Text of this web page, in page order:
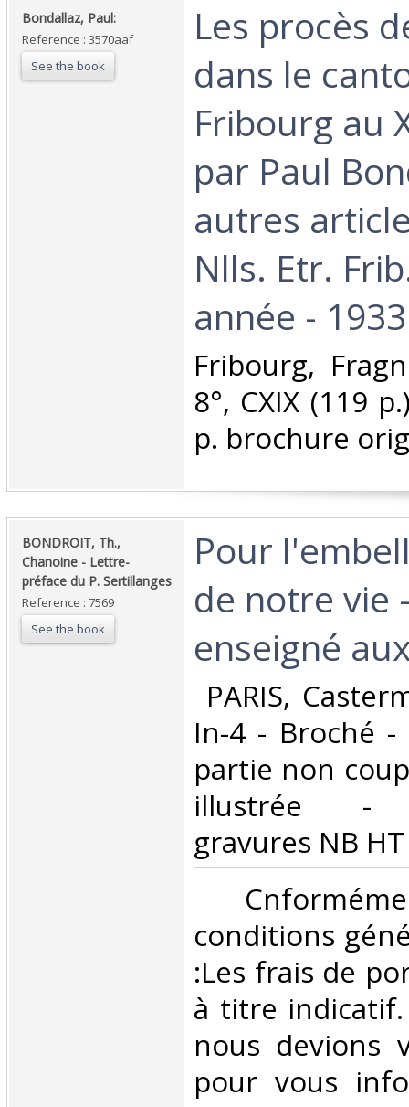
‎Bondallaz, Paul:‎
Reference : 3570aaf
See the book
‎Les procès
dans le
Fribourg au
par Paul
autres
Nlls. Etr.
année -
‎Fribourg,
8°, CXIX (119
p. brochure
‎BONDROIT, Th.,
Chanoine - Lettre-
préface du P. Sertillanges‎
Reference : 7569
See the book
‎Pour
de notre vie
enseigné
PARIS,
In-4 - Broché -
partie non
illustrée -
gravures NB
conditions
:Les frais de
à titre
nous devions
pour vous